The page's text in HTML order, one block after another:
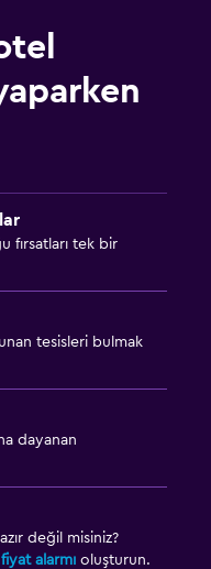
fırsatları tek bir
tesisleri bulmak
dayanan
değil misiniz?
fiyat alarmı oluşturun.